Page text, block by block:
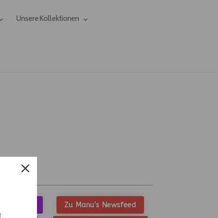
Unsere Kollektionen
Zu Manu's Newsfeed